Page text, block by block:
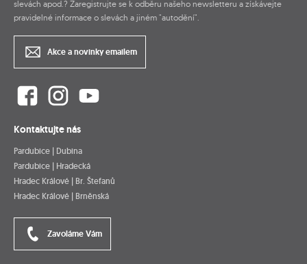
slevách apod.? Zaregistrujte se k odběru našeho newsletteru a získávejte
pravidelné informace o slevách a jiném "autodění".
Akce a novinky emailem
Kontaktujte nás
Pardubice | Dubina
Pardubice | Hradecká
Hradec Králové | Br. Štefanů
Hradec Králové | Brněnská
Zavoláme Vám